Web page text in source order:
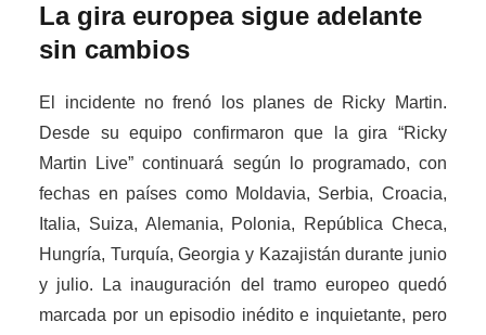
La gira europea sigue adelante
sin cambios
El incidente no frenó los planes de Ricky Martin.
Desde su equipo confirmaron que la gira “Ricky
Martin Live” continuará según lo programado, con
fechas en países como Moldavia, Serbia, Croacia,
Italia, Suiza, Alemania, Polonia, República Checa,
Hungría, Turquía, Georgia y Kazajistán durante junio
y julio. La inauguración del tramo europeo quedó
marcada por un episodio inédito e inquietante, pero